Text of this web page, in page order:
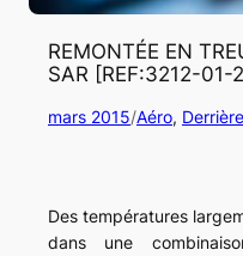
REMONTÉE EN
SAR [REF:3212-01-
mars 2015/Aéro,
Des températures
dans une